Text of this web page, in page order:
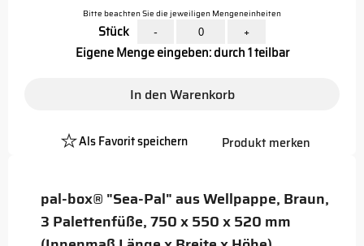
pal-box® "Sea-Pal" aus Wellpappe, Braun,
3 Palettenfüße, 750 x 550 x 520 mm
Bitte beachten Sie die jeweiligen Mengeneinheiten
Stück - +
Eigene Menge eingeben: durch 1 teilbar
In den Warenkorb
Als Favorit speichern
Platzhalter
Produkt merken